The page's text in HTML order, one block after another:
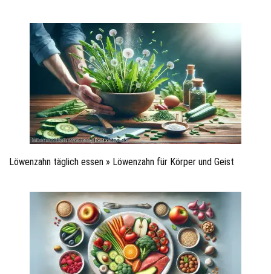
Löwenzahn täglich essen » Löwenzahn für Körper und Geist